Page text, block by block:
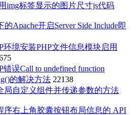
img标签显示的图片尺寸js代码
Apache开启Server Side Include即
环境安装PHP文件信息模块启用
误Call to undefined function
的解决方法 22138
局自定义组件并传递参数的方法
序右上角胶囊按钮布局信息的 API